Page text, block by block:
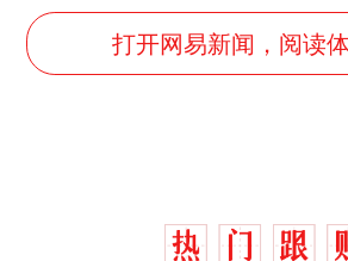
打开网易新闻，阅读